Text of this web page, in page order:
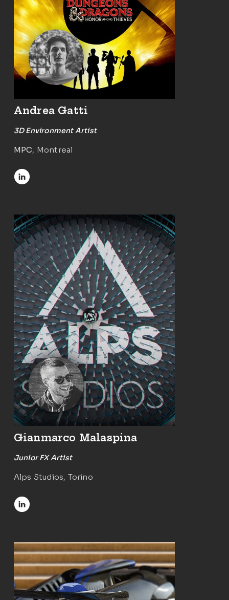
Andrea Gatti
3D Environment Artist
MPC, Montreal
Gianmarco Malaspina
Junior FX Artist
Alps Studios, Torino